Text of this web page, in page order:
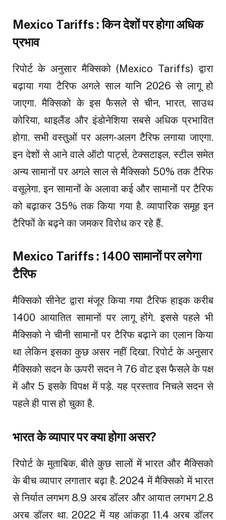
Mexico Tariffs : किन देशों पर होगा अधिक
प्रभाव
रिपोर्ट के अनुसार मैक्सिको (Mexico Tariffs) द्वारा
बढ़ाया गया टैरिफ अगले साल यानि 2026 से लागू हो
जाएगा. मैक्सिको के इस फैसले से चीन, भारत, साउथ
कोरिया, थाइलैंड और इंडोनेशिया सबसे अधिक प्रभावित
होगा. सभी वस्तुओं पर अलग-अलग टैरिफ लगाया जाएगा.
इन देशों से आने वाले ऑटो पार्ट्स, टेक्सटाइल, स्टील समेत
अन्य सामानों पर अगले साल से मैक्सिको 50% तक टैरिफ
वसूलेगा. इन सामानों के अलावा कई और सामानों पर टैरिफ
को बढ़ाकर 35% तक किया गया है. व्यापारिक समूह इन
टैरिफों के बढ़ने का जमकर विरोध कर रहे हैं.
Mexico Tariffs : 1400 सामानों पर लगेगा
टैरिफ
मैक्सिको सीनेट द्वारा मंजूर किया गया टैरिफ हाइक करीब
1400 आयातित सामानों पर लागू होंगे. इससे पहले भी
मैक्सिको ने चीनी सामानों पर टैरिफ बढ़ाने का एलान किया
था लेकिन इसका कुछ असर नहीं दिखा. रिपोर्ट के अनुसार
मैक्सिको सदन के ऊपरी सदन ने 76 वोट इस फैसले के पक्ष
में और 5 इसके विपक्ष में पड़े. यह प्रस्ताव निचले सदन से
पहले ही पास हो चुका है.
भारत के व्यापार पर क्या होगा असर?
रिपोर्ट के मुताबिक, बीते कुछ सालों में भारत और मैक्सिको
के बीच व्यापार लगातार बढ़ा है. 2024 में मैक्सिको में भारत
से निर्यात लगभग 8.9 अरब डॉलर और आयात लगभग 2.8
अरब डॉलर था. 2022 में यह आंकड़ा 11.4 अरब डॉलर